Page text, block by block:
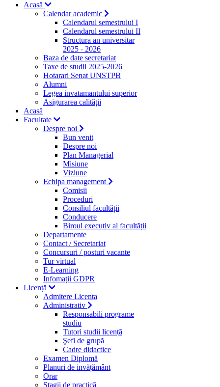
Acasă
Calendar academic
Calendarul semestrului I
Calendarul semestrului II
Structura an universitar
2025 - 2026
Baza de date secretariat
Taxe de studii 2025-2026
Hotarari Senat UNSTPB
Alumni
Legea invatamantului superior
Asigurarea calității
Acasă
Facultate
Despre noi
Bun venit
Despre noi
Plan Managerial
Misiune
Viziune
Echipa management
Comisii
Proceduri
Consiliul facultății
Conducere
Biroul executiv al facultății
Departamente
Contact / Secretariat
Concursuri / posturi vacante
Tur virtual
E-Learning
Infomații GDPR
Licență
Admitere Licenta
Administrativ
Responsabili programe
studiu
Tutori studii licență
Şefi de grupă
Cadre didactice
Examen Diplomă
Planuri de invățământ
Orar
Stagii de practică